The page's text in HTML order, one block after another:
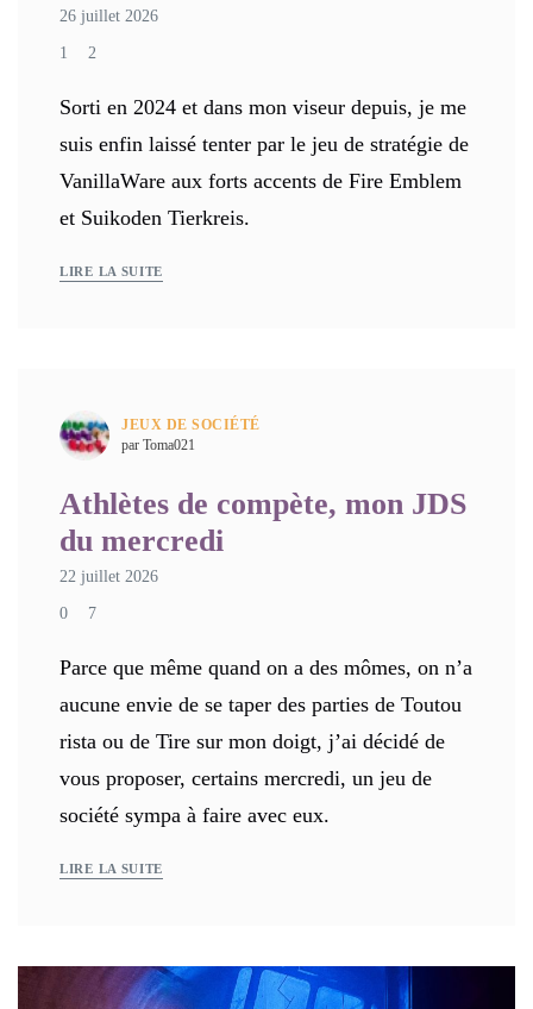
26 juillet 2026
1 2
Sorti en 2024 et dans mon viseur depuis, je me
suis enfin laissé tenter par le jeu de stratégie de
VanillaWare aux forts accents de Fire Emblem
et Suikoden Tierkreis.
LIRE LA SUITE
JEUX DE SOCIÉTÉ
par Toma021
Athlètes de compète, mon JDS
du mercredi
22 juillet 2026
0 7
Parce que même quand on a des mômes, on n’a
aucune envie de se taper des parties de Toutou
rista ou de Tire sur mon doigt, j’ai décidé de
vous proposer, certains mercredi, un jeu de
société sympa à faire avec eux.
LIRE LA SUITE